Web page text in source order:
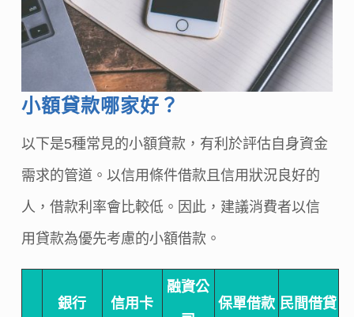
小額貸款哪家好？
以下是5種常見的小額貸款，有利於評估自身資金
需求的管道。以信用條件借款且信用狀況良好的
人，借款利率會比較低。因此，建議消費者以信
用貸款為優先考慮的小額借款。
銀行 信用卡
融資公
保單借款 民間借貸